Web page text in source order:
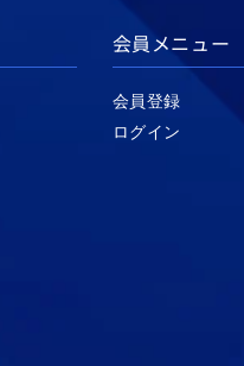
会員メニュー
会員登録
ログイン